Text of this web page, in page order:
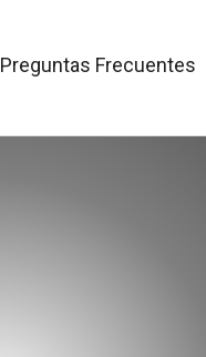
Preguntas Frecuentes